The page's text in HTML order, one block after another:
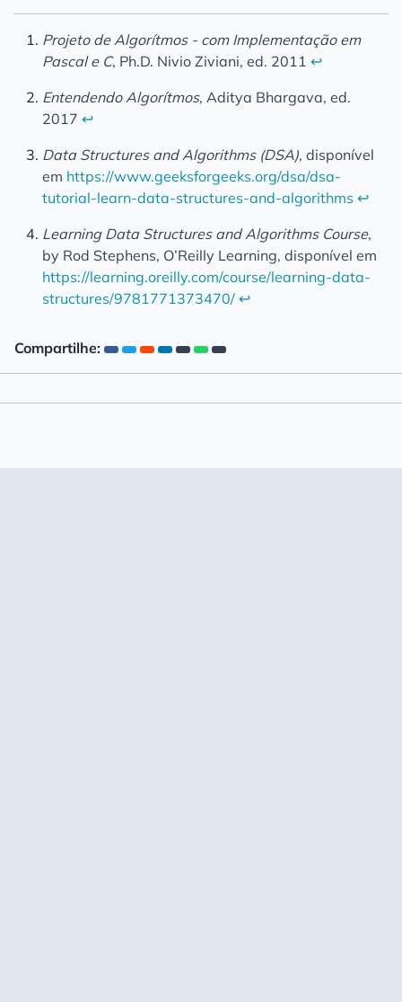
Projeto de Algorítmos - com Implementação em
Pascal e C, Ph.D. Nivio Ziviani, ed. 2011 ↩︎
Entendendo Algorítmos, Aditya Bhargava, ed.
2017 ↩︎
Data Structures and Algorithms (DSA), disponível
em https://www.geeksforgeeks.org/dsa/dsa-
tutorial-learn-data-structures-and-algorithms ↩︎
Learning Data Structures and Algorithms Course,
by Rod Stephens, O’Reilly Learning, disponível em
https://learning.oreilly.com/course/learning-data-
structures/9781771373470/ ↩︎
Compartilhe: